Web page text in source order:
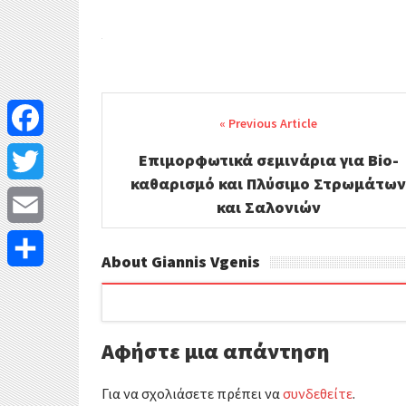
navigation
Επιμορφωτικά σεμινάρια για Bio-
καθαρισμό και Πλύσιμο Στρωμάτων
και Σαλονιών
About Giannis Vgenis
Αφήστε μια απάντηση
Για να σχολιάσετε πρέπει νασυνδεθείτε.
F
a
c
e
b
o
o
T
w
i
t
t
e
E
m
a
i
l
Μ
ο
ι
ρ